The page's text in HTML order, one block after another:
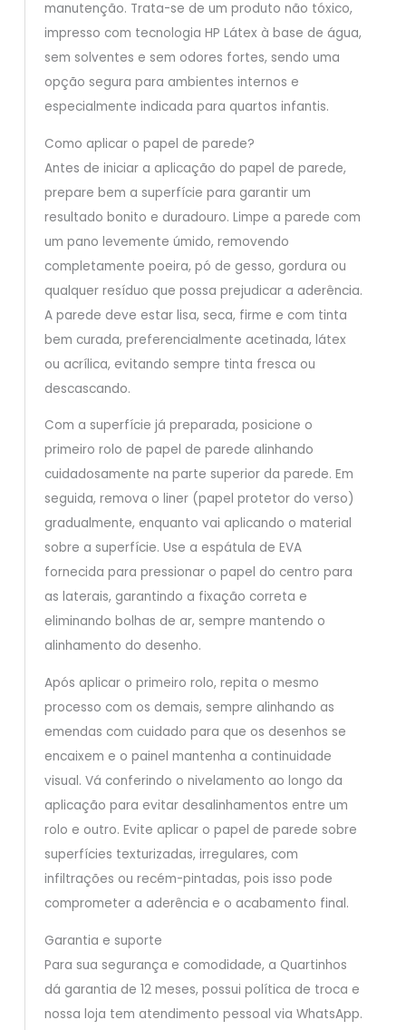
manutenção. Trata-se de um produto não tóxico,
impresso com tecnologia HP Látex à base de água,
sem solventes e sem odores fortes, sendo uma
opção segura para ambientes internos e
especialmente indicada para quartos infantis.
Como aplicar o papel de parede?
Antes de iniciar a aplicação do papel de parede,
prepare bem a superfície para garantir um
resultado bonito e duradouro. Limpe a parede com
um pano levemente úmido, removendo
completamente poeira, pó de gesso, gordura ou
qualquer resíduo que possa prejudicar a aderência.
A parede deve estar lisa, seca, firme e com tinta
bem curada, preferencialmente acetinada, látex
ou acrílica, evitando sempre tinta fresca ou
descascando.
Com a superfície já preparada, posicione o
primeiro rolo de papel de parede alinhando
cuidadosamente na parte superior da parede. Em
seguida, remova o liner (papel protetor do verso)
gradualmente, enquanto vai aplicando o material
sobre a superfície. Use a espátula de EVA
fornecida para pressionar o papel do centro para
as laterais, garantindo a fixação correta e
eliminando bolhas de ar, sempre mantendo o
alinhamento do desenho.
Após aplicar o primeiro rolo, repita o mesmo
processo com os demais, sempre alinhando as
emendas com cuidado para que os desenhos se
encaixem e o painel mantenha a continuidade
visual. Vá conferindo o nivelamento ao longo da
aplicação para evitar desalinhamentos entre um
rolo e outro. Evite aplicar o papel de parede sobre
superfícies texturizadas, irregulares, com
infiltrações ou recém-pintadas, pois isso pode
comprometer a aderência e o acabamento final.
Garantia e suporte
Para sua segurança e comodidade, a Quartinhos
dá garantia de 12 meses, possui política de troca e
nossa loja tem atendimento pessoal via WhatsApp.